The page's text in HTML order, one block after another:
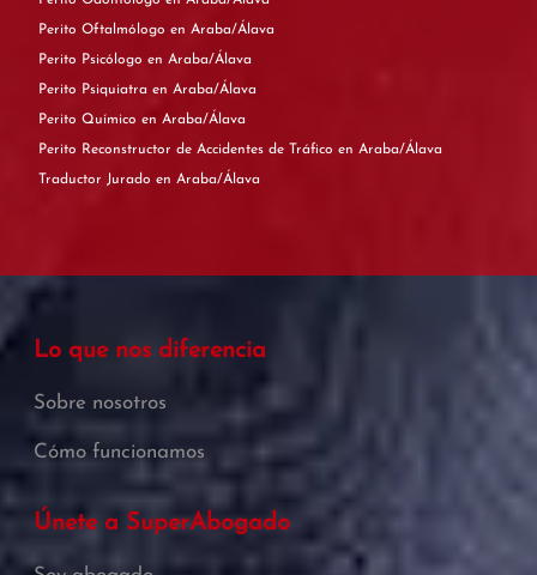
Perito Oftalmólogo en Araba/Álava
Perito Psicólogo en Araba/Álava
Perito Psiquiatra en Araba/Álava
Perito Químico en Araba/Álava
Perito Reconstructor de Accidentes de Tráfico en Araba/Álava
Traductor Jurado en Araba/Álava
Lo que nos diferencia
Sobre nosotros
Cómo funcionamos
Únete a SuperAbogado